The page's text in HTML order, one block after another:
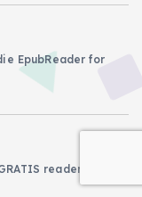
EpubReader for
readers En